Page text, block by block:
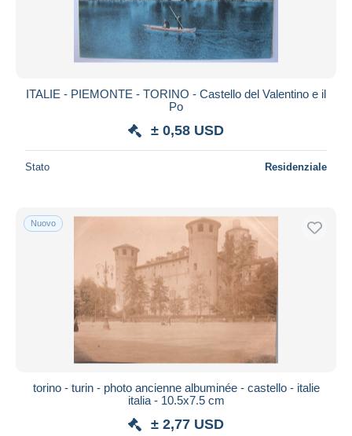
ITALIE - PIEMONTE - TORINO - Castello del Valentino e il
Po
± 0,58 USD
Stato Residenziale
Nuovo
torino - turin - photo ancienne albuminée - castello - italie
italia - 10.5x7.5 cm
± 2,77 USD